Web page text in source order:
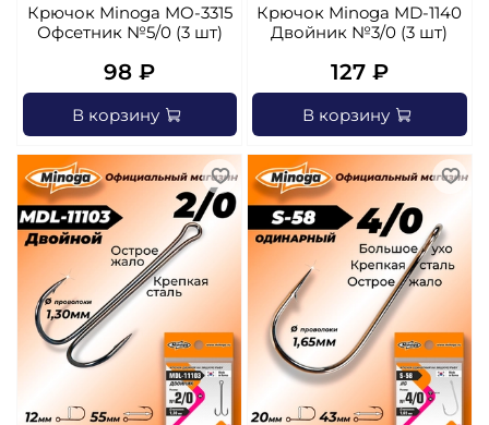
Крючок Minoga MO-3315
Офсетник №5/0 (3 шт)
98 ₽
В корзину
Крючок Minoga MD-1140
Двойник №3/0 (3 шт)
127 ₽
В корзину